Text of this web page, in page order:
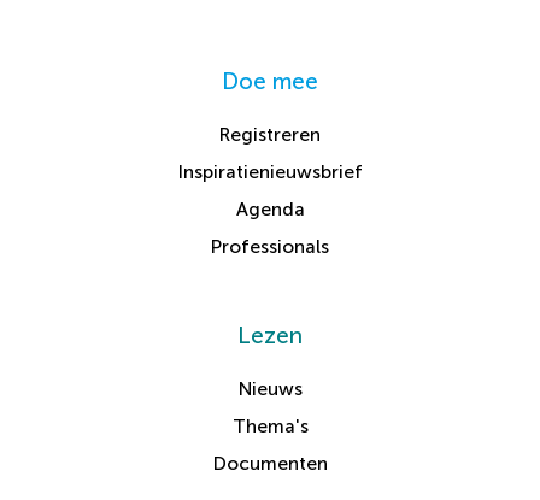
Doe mee
Registreren
Inspiratienieuwsbrief
Agenda
Professionals
Lezen
Nieuws
Thema's
Documenten